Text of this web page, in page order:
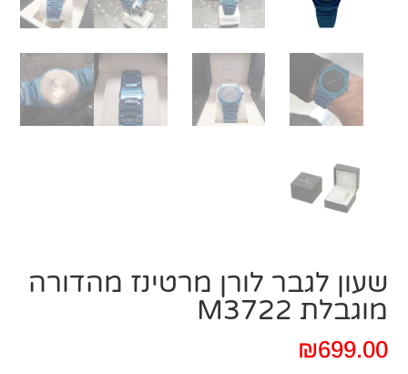
שעון לגבר לורן מרטינז מהדורה
מוגבלת M3722
₪699.00